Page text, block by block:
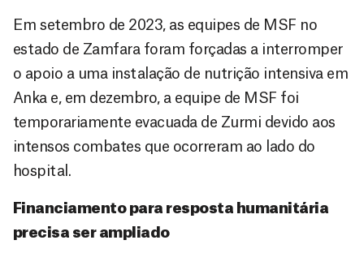
Em setembro de 2023, as equipes de MSF no
estado de Zamfara foram forçadas a interromper
o apoio a uma instalação de nutrição intensiva em
Anka e, em dezembro, a equipe de MSF foi
temporariamente evacuada de Zurmi devido aos
intensos combates que ocorreram ao lado do
hospital.
Financiamento para resposta humanitária
precisa ser ampliado